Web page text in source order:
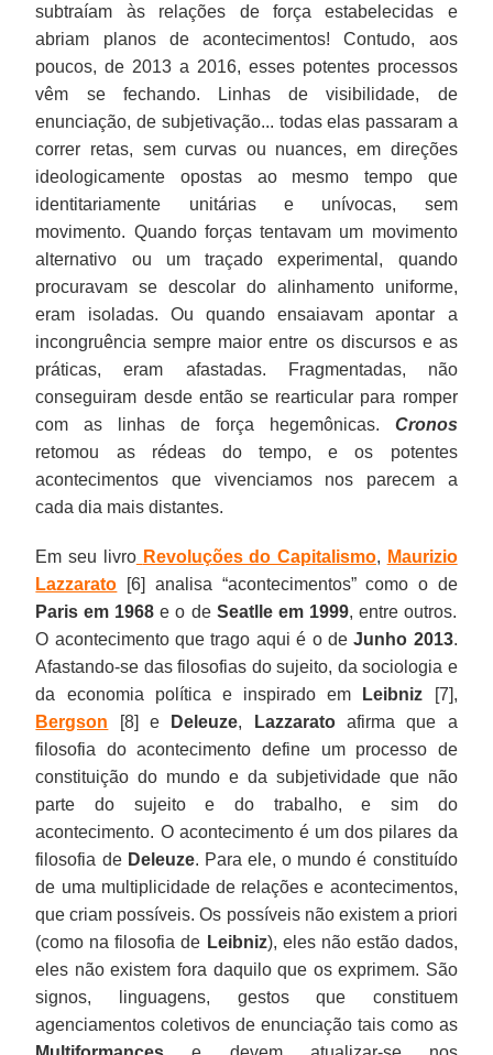
subtraíam às relações de força estabelecidas e
abriam planos de acontecimentos! Contudo, aos
poucos, de 2013 a 2016, esses potentes processos
vêm se fechando. Linhas de visibilidade, de
enunciação, de subjetivação... todas elas passaram a
correr retas, sem curvas ou nuances, em direções
ideologicamente opostas ao mesmo tempo que
identitariamente unitárias e unívocas, sem
movimento. Quando forças tentavam um movimento
alternativo ou um traçado experimental, quando
procuravam se descolar do alinhamento uniforme,
eram isoladas. Ou quando ensaiavam apontar a
incongruência sempre maior entre os discursos e as
práticas, eram afastadas. Fragmentadas, não
conseguiram desde então se rearticular para romper
com as linhas de força hegemônicas. Cronos
retomou as rédeas do tempo, e os potentes
acontecimentos que vivenciamos nos parecem a
cada dia mais distantes.
Em seu livro Revoluções do Capitalismo, Maurizio
Lazzarato [6] analisa “acontecimentos” como o de
Paris em 1968 e o deSeatlle em 1999, entre outros.
O acontecimento que trago aqui é o deJunho 2013.
Afastando-se das filosofias do sujeito, da sociologia e
da economia política e inspirado em
Leibniz [7],
Bergson [8] e Deleuze, Lazzaratoafirma que a
filosofia do acontecimento define um processo de
constituição do mundo e da subjetividade que não
parte do sujeito e do trabalho, e sim do
acontecimento. O acontecimento é um dos pilares da
filosofia de Deleuze. Para ele, o mundo é constituído
de uma multiplicidade de relações e acontecimentos,
que criam possíveis. Os possíveis não existem a priori
(como na filosofia de Leibniz), eles não estão dados,
eles não existem fora daquilo que os exprimem. São
signos, linguagens, gestos que constituem
agenciamentos coletivos de enunciação tais como as